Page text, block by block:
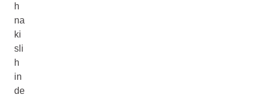
h
na
ki
sli
h
in
de